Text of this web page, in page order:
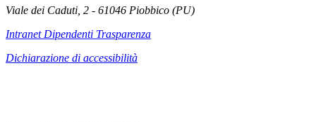
Viale dei Caduti, 2 - 61046 Piobbico (PU)
Intranet Dipendenti Trasparenza
Dichiarazione di accessibilità